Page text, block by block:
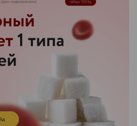
РЕКЛАМА НА САЙТЕ